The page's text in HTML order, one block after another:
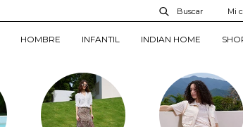
HOMBRE INFANTIL INDIAN HOME